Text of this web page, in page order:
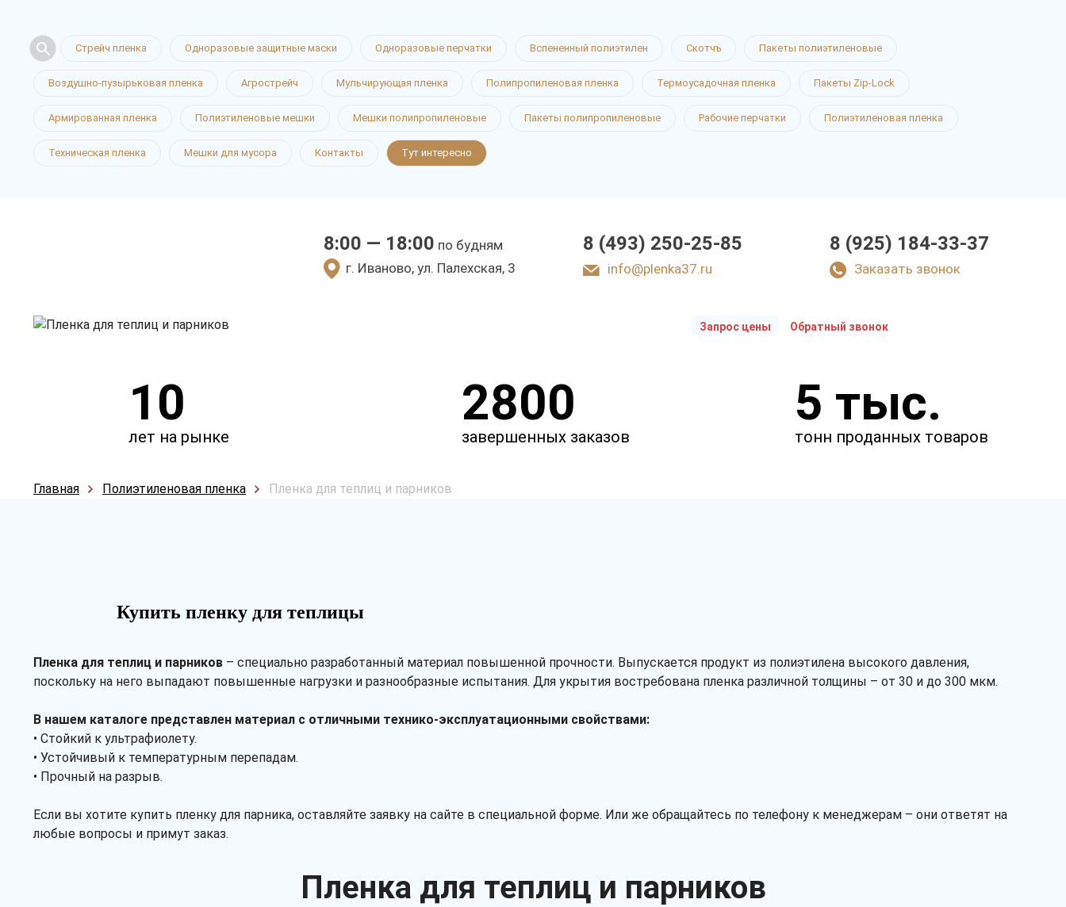
Стрейч пленка Одноразовые защитные маски Одноразовые перчатки Вспененный полиэтилен Скотчъ Пакеты полиэтиленовые
Воздушно-пузырьковая пленка Агрострейч Мульчирующая пленка Полипропиленовая пленка Термоусадочная пленка Пакеты Zip-Lock
Армированная пленка Полиэтиленовые мешки Мешки полипропиленовые Пакеты полипропиленовые Рабочие перчатки Полиэтиленовая пленка
Техническая пленка Мешки для мусора Контакты Тут интересно
8:00 — 18:00 по будням
г. Иваново, ул. Палехская, 3
8 (493) 250-25-85
info@plenka37.ru
8 (925) 184-33-37
Заказать звонок
Пленка для теплиц
и парников в Иваново
только приятные цены
Запрос цены Обратный звонок
Укажите параметры
Чтобы мы смогли рассчитать
стоимость товаров.
Сырье
рукав
полурукав
10
лет на рынке
2800
завершенных заказов
5 тыс.
тонн проданных товаров
Главная Полиэтиленовая пленка Пленка для теплиц и парников
Купить пленку для теплицы
Пленка для теплиц и парников – специально разработанный материал повышенной прочности. Выпускается продукт из полиэтилена высокого давления,
поскольку на него выпадают повышенные нагрузки и разнообразные испытания. Для укрытия востребована пленка различной толщины – от 30 и до 300 мкм.
В нашем каталоге представлен материал с отличными технико-эксплуатационными свойствами:
• Стойкий к ультрафиолету.
• Устойчивый к температурным перепадам.
• Прочный на разрыв.
Если вы хотите купить пленку для парника, оставляйте заявку на сайте в специальной форме. Или же обращайтесь по телефону к менеджерам – они ответят на
любые вопросы и примут заказ.
Пленка для теплиц и парников